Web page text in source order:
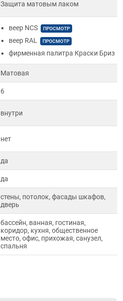
Защита матовым лаком
веер NCS ПРОСМОТР
веер RAL ПРОСМОТР
фирменная палитра Краски Бриз
Матовая
6
внутри
нет
да
да
стены, потолок, фасады шкафов,
дверь
бассейн, ванная, гостиная,
коридор, кухня, общественное
место, офис, прихожая, санузел,
спальня